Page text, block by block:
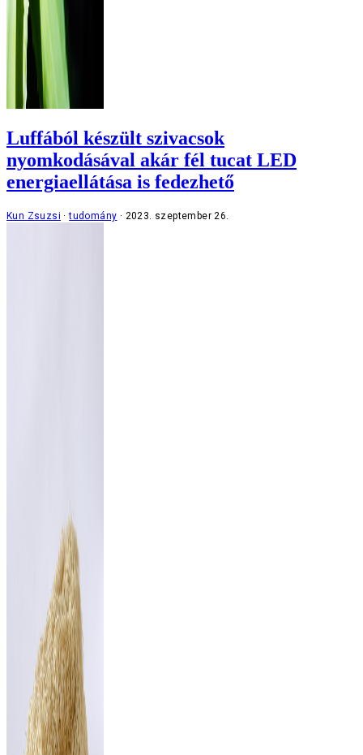
Luffából készült szivacsok
nyomkodásával akár fél tucat LED
energiaellátása is fedezhető
Kun Zsuzsi tudomány 2023. szeptember 26.